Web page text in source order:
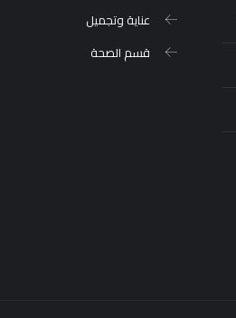
عناية وتجميل
قسم الصحة